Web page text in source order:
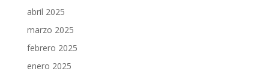
abril 2025
marzo 2025
febrero 2025
enero 2025